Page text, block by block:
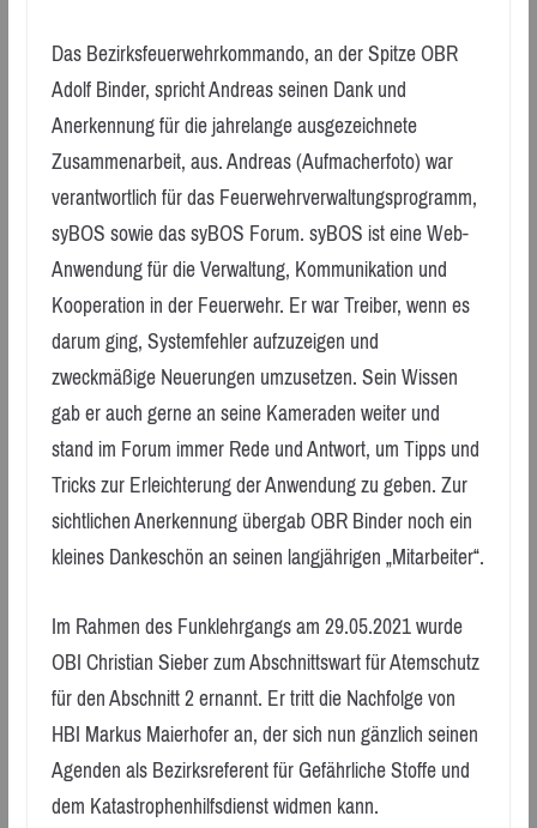
Das Bezirksfeuerwehrkommando, an der Spitze OBR
Adolf Binder, spricht Andreas seinen Dank und
Anerkennung für die jahrelange ausgezeichnete
Zusammenarbeit, aus. Andreas (Aufmacherfoto) war
verantwortlich für das Feuerwehrverwaltungsprogramm,
syBOS sowie das syBOS Forum. syBOS ist eine Web-
Anwendung für die Verwaltung, Kommunikation und
Kooperation in der Feuerwehr. Er war Treiber, wenn es
darum ging, Systemfehler aufzuzeigen und
zweckmäßige Neuerungen umzusetzen. Sein Wissen
gab er auch gerne an seine Kameraden weiter und
stand im Forum immer Rede und Antwort, um Tipps und
Tricks zur Erleichterung der Anwendung zu geben. Zur
sichtlichen Anerkennung übergab OBR Binder noch ein
kleines Dankeschön an seinen langjährigen „Mitarbeiter“.
Im Rahmen des Funklehrgangs am 29.05.2021 wurde
OBI Christian Sieber zum Abschnittswart für Atemschutz
für den Abschnitt 2 ernannt. Er tritt die Nachfolge von
HBI Markus Maierhofer an, der sich nun gänzlich seinen
Agenden als Bezirksreferent für Gefährliche Stoffe und
dem Katastrophenhilfsdienst widmen kann.